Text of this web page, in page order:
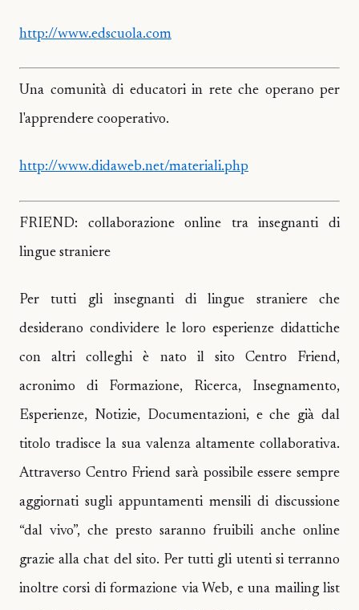
http://www.edscuola.com
Una comunità di educatori in rete che operano per
l'apprendere cooperativo.
http://www.didaweb.net/materiali.php
FRIEND: collaborazione online tra insegnanti di
lingue straniere
Per tutti gli insegnanti di lingue straniere che
desiderano condividere le loro esperienze didattiche
con altri colleghi è nato il sito Centro Friend,
acronimo di Formazione, Ricerca, Insegnamento,
Esperienze, Notizie, Documentazioni, e che già dal
titolo tradisce la sua valenza altamente collaborativa.
Attraverso Centro Friend sarà possibile essere sempre
aggiornati sugli appuntamenti mensili di discussione
“dal vivo”, che presto saranno fruibili anche online
grazie alla chat del sito. Per tutti gli utenti si terranno
inoltre corsi di formazione via Web, e una mailing list